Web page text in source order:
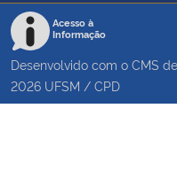
Acesso à
Informação
Desenvolvido com o CMS
2026 UFSM / CPD